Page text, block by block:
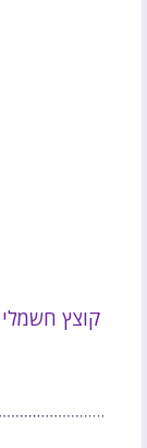
קוצץ חשמלי עם